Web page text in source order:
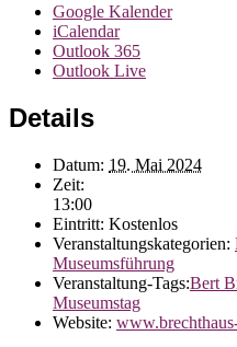
Google Kalender
iCalendar
Outlook 365
Outlook Live
Details
Datum: 19. Mai 2024
Zeit:
13:00
Eintritt: Kostenlos
Veranstaltungskategorien:
Museumsführung
Veranstaltung-Tags:Bert
Museumstag
Website: